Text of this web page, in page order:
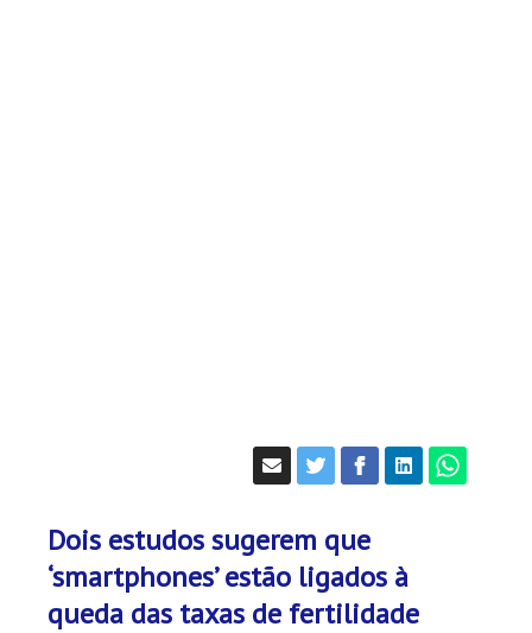
Dois estudos sugerem que
‘smartphones’ estão ligados à
queda das taxas de fertilidade